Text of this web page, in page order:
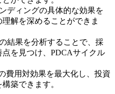
ディングの具体的な効果を
解を深めることができま
結果を分析することで、採
を見つけ、PDCAサイクル
費用対効果を最大化し、投資
築できます。